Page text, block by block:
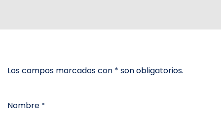
Los campos marcados con * son obligatorios.
Nombre *